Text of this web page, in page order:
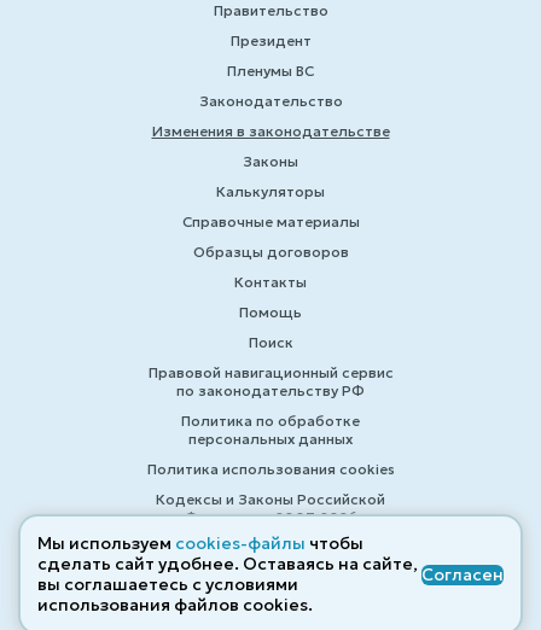
Правительство
Президент
Пленумы ВС
Законодательство
Изменения в законодательстве
Законы
Калькуляторы
Справочные материалы
Образцы договоров
Контакты
Помощь
Поиск
Правовой навигационный сервис
по законодательству РФ
Политика по обработке
персональных данных
Политика использования cookies
Кодексы и Законы Российской
Федерации 2007-2026
© ZAKONRF.INFO
Мы используем cookies-файлы чтобы
сделать сайт удобнее. Оставаясь на сайте,
вы соглашаетесь с условиями
использования файлов cооkies.
Согласен